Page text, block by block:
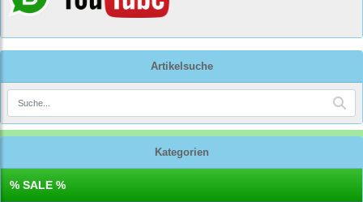
Artikelsuche
Kategorien
% SALE %